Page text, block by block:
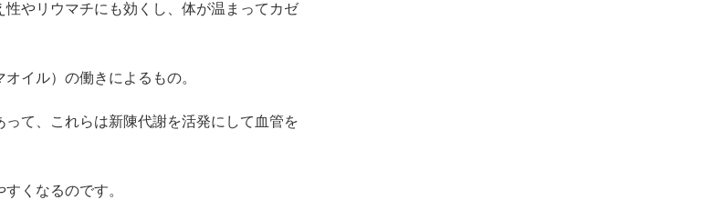
やリウマチにも効くし、体が温まってカゼ
イル）の働きによるもの。
って、これらは新陳代謝を活発にして血管を
くなるのです。